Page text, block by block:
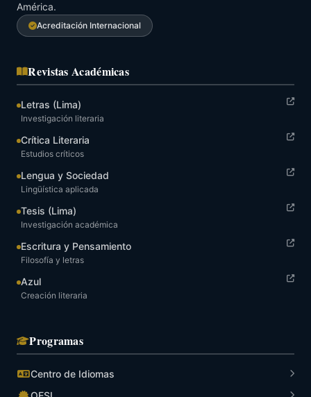
América.
Acreditación Internacional
Revistas Académicas
Letras (Lima)
Investigación literaria
Crítica Literaria
Estudios críticos
Lengua y Sociedad
Lingüística aplicada
Tesis (Lima)
Investigación académica
Escritura y Pensamiento
Filosofía y letras
Azul
Creación literaria
Programas
Centro de Idiomas